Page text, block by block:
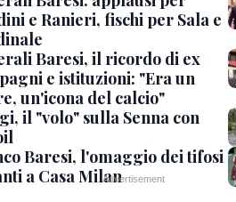
e Ranieri, fischi per Sala e
Baresi, il ricordo di ex
e istituzioni: "Era un
un'icona del calcio"
il "volo" sulla Senna con
Baresi, l'omaggio dei tifosi
a Casa Milan